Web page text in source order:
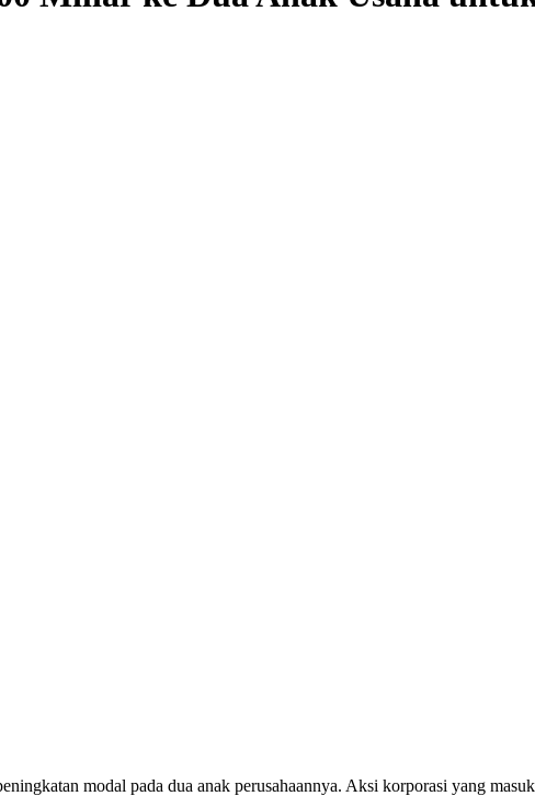
modal pada dua anak perusahaannya. Aksi korporasi yang